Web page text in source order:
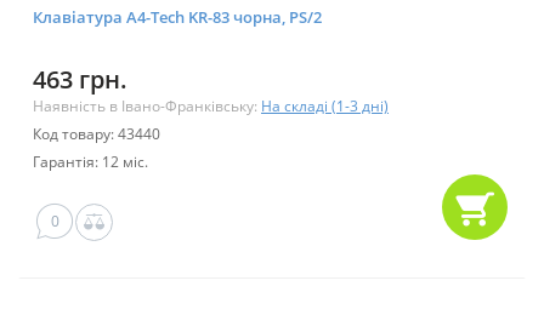
Клавіатура A4-Tech KR-83 чорна, PS/2
463 грн.
Наявність в Івано-Франківську: На складі (1-3 дні)
Код товару: 43440
Гарантія: 12 міс.
0